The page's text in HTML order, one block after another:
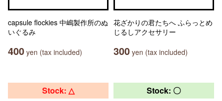
capsule flockies 中嶋製作所のぬ
いぐるみ
400 yen (tax included)
花ざかりの君たちへ ふらっとめ
じるしアクセサリー
300 yen (tax included)
Stock: △ Stock: 〇